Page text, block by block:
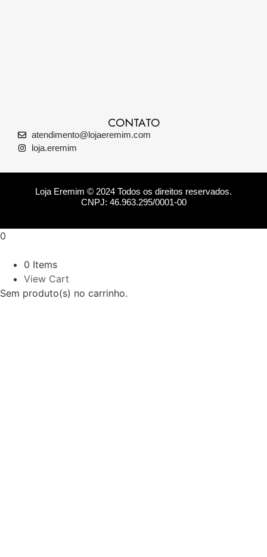
CONTATO
atendimento@lojaeremim.com
loja.eremim
Loja Eremim © 2024 Todos os direitos reservados.
CNPJ: 46.963.295/0001-00
0
0 Items
View Cart
Sem produto(s) no carrinho.